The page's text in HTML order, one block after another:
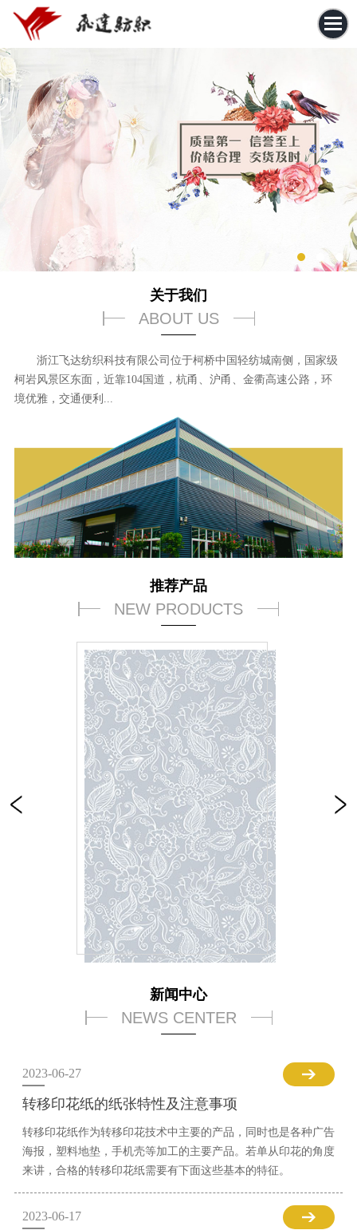
关于我们
ABOUT US
浙江飞达纺织科技有限公司位于柯桥中国轻纺城南侧，国家级
柯岩风景区东面，近靠104国道，杭甬、沪甬、金衢高速公路，环
境优雅，交通便利...
推荐产品
NEW PRODUCTS
新闻中心
NEWS CENTER
2023-06-27
转移印花纸的纸张特性及注意事项
转移印花纸作为转移印花技术中主要的产品，同时也是各种广告
海报，塑料地垫，手机壳等加工的主要产品。若单从印花的角度
来讲，合格的转移印花纸需要有下面这些基本的特征。
2023-06-17